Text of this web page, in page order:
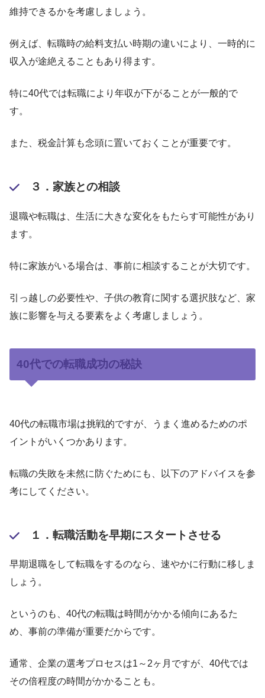
維持できるかを考慮しましょう。
例えば、転職時の給料支払い時期の違いにより、一時的に
収入が途絶えることもあり得ます。
特に40代では転職により年収が下がることが一般的で
す。
また、税金計算も念頭に置いておくことが重要です。
３．家族との相談
退職や転職は、生活に大きな変化をもたらす可能性があり
ます。
特に家族がいる場合は、事前に相談することが大切です。
引っ越しの必要性や、子供の教育に関する選択肢など、家
族に影響を与える要素をよく考慮しましょう。
40代での転職成功の秘訣
40代の転職市場は挑戦的ですが、うまく進めるためのポ
イントがいくつかあります。
転職の失敗を未然に防ぐためにも、以下のアドバイスを参
考にしてください。
１．転職活動を早期にスタートさせる
早期退職をして転職をするのなら、速やかに行動に移しま
しょう。
というのも、40代の転職は時間がかかる傾向にあるた
め、事前の準備が重要だからです。
通常、企業の選考プロセスは1～2ヶ月ですが、40代では
その倍程度の時間がかかることも。